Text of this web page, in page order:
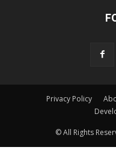
Privacy Policy
© All Rights